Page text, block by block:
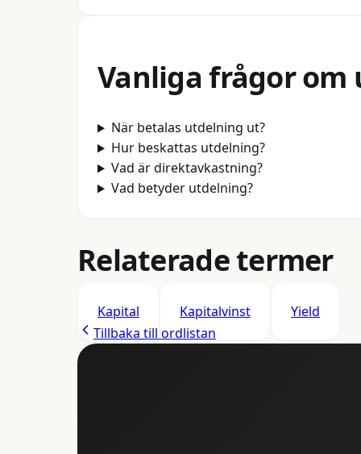
Vanliga frågor om
När betalas utdelning ut?
Hur beskattas utdelning?
Vad är direktavkastning?
Vad betyder utdelning?
Relaterade termer
Kapital Kapitalvinst
Yield
Tillbaka till ordlistan